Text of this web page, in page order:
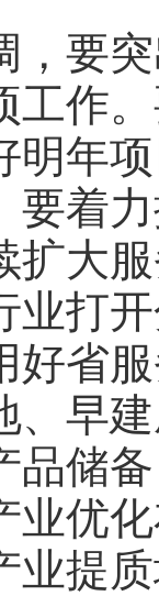
，要
工作
明年
要着
扩大
业打
好省
、早
品储
业优
业提